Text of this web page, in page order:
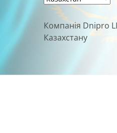
Компанія Dnipro
Казахстану